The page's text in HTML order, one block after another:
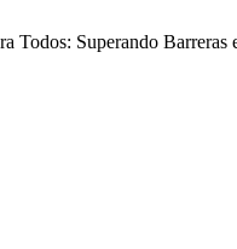
Todos: Superando